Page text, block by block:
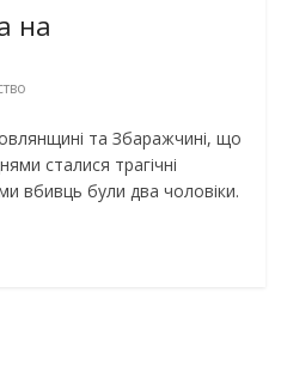
на
та Збаражчині, що
сталися трагічні
вбивць були два чоловіки.